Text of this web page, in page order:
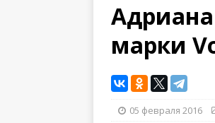
марки
05 февраля 2016